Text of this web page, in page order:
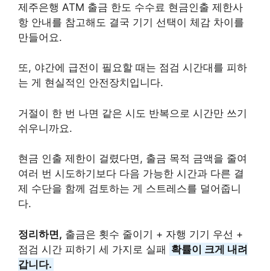
제주은행 ATM 출금 한도 수수료 현금인출 제한사
항 안내를 참고해도 결국 기기 선택이 체감 차이를
만들어요.
또, 야간에 급전이 필요할 때는 점검 시간대를 피하
는 게 현실적인 안전장치입니다.
거절이 한 번 나면 같은 시도 반복으로 시간만 쓰기
쉬우니까요.
현금 인출 제한이 걸렸다면, 출금 목적 금액을 줄여
여러 번 시도하기보다 다음 가능한 시간과 다른 결
제 수단을 함께 검토하는 게 스트레스를 덜어줍니
다.
정리하면, 출금은 횟수 줄이기 + 자행 기기 우선 +
점검 시간 피하기 세 가지로 실패 확률이 크게 내려
갑니다.